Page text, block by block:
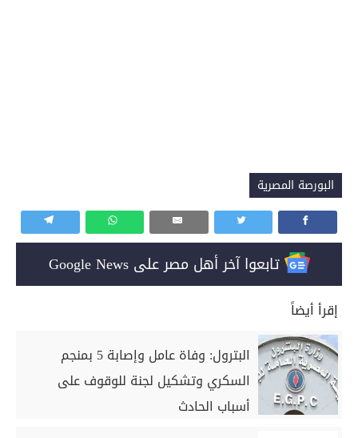
البورصة المصرية
تابعوا آخر أهل مصر على Google News
إقرأ أيضاً
البترول: وفاة عامل وإصابة 5 بمنجم
السكري وتشكيل لجنة للوقوف على
أسباب الحادث